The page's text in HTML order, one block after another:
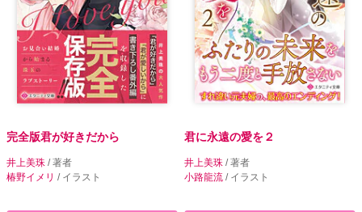
完全版君が好きだから
井上美珠 / 著者
椿野イメリ / イラスト
君に永遠の愛を２
井上美珠 / 著者
小路龍流 / イラスト